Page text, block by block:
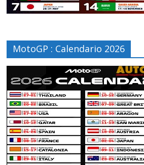
MotoGP : Calendario 2026